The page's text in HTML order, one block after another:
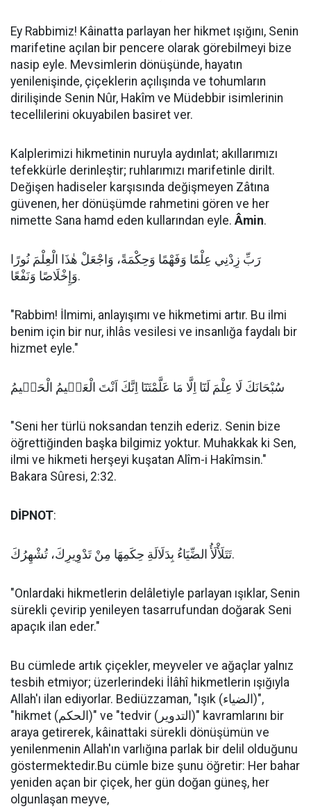
Ey Rabbimiz! Kâinatta parlayan her hikmet ışığını, Senin
marifetine açılan bir pencere olarak görebilmeyi bize
nasip eyle. Mevsimlerin dönüşünde, hayatın
yenilenişinde, çiçeklerin açılışında ve tohumların
dirilişinde Senin Nûr, Hakîm ve Müdebbir isimlerinin
tecellilerini okuyabilen basiret ver.
Kalplerimizi hikmetinin nuruyla aydınlat; akıllarımızı
tefekkürle derinleştir; ruhlarımızı marifetinle dirilt.
Değişen hadiseler karşısında değişmeyen Zâtına
güvenen, her dönüşümde rahmetini gören ve her
nimette Sana hamd eden kullarından eyle. Âmin.
رَبِّ زِدْنِي عِلْمًا وَفَهْمًا وَحِكْمَةً، وَاجْعَلْ هٰذَا الْعِلْمَ نُورًا
وَإِخْلَاصًا وَنَفْعًا.
"Rabbim! İlmimi, anlayışımı ve hikmetimi artır. Bu ilmi
benim için bir nur, ihlâs vesilesi ve insanlığa faydalı bir
hizmet eyle."
سُبْحَانَكَ لَا عِلْمَ لَنَٓا اِلَّا مَا عَلَّمْتَنَٓا اِنَّكَ اَنْتَ الْعَلٖيمُ الْحَكٖيمُ
"Seni her türlü noksandan tenzih ederiz. Senin bize
öğrettiğinden başka bilgimiz yoktur. Muhakkak ki Sen,
ilmi ve hikmeti herşeyi kuşatan Alîm-i Hakîmsin."
Bakara Sûresi, 2:32.
DİPNOT:
تَتَلَأْلَأُ الضِّيَاءُ بِدَلَالَةِ حِكَمِهَا مِنْ تَدْوِيرِكَ، تُشْهِرُكَ.
"Onlardaki hikmetlerin delâletiyle parlayan ışıklar, Senin
sürekli çevirip yenileyen tasarrufundan doğarak Seni
apaçık ilan eder."
Bu cümlede artık çiçekler, meyveler ve ağaçlar yalnız
tesbih etmiyor; üzerlerindeki İlâhî hikmetlerin ışığıyla
Allah'ı ilan ediyorlar. Bediüzzaman, "ışık (الضياء)",
"hikmet (الحكم)" ve "tedvir (التدوير)" kavramlarını bir
araya getirerek, kâinattaki sürekli dönüşümün ve
yenilenmenin Allah'ın varlığına parlak bir delil olduğunu
göstermektedir.Bu cümle bize şunu öğretir: Her bahar
yeniden açan bir çiçek, her gün doğan güneş, her
olgunlaşan meyve,